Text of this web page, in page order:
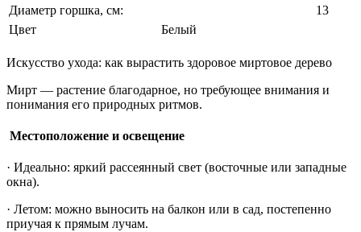
Диаметр горшка, см:
13
Цвет
Белый
Искусство ухода: как вырастить здоровое миртовое дерево
Мирт — растение благодарное, но требующее внимания и
понимания его природных ритмов.
Местоположение и освещение
· Идеально: яркий рассеянный свет (восточные или западные
окна).
· Летом: можно выносить на балкон или в сад, постепенно
приучая к прямым лучам.